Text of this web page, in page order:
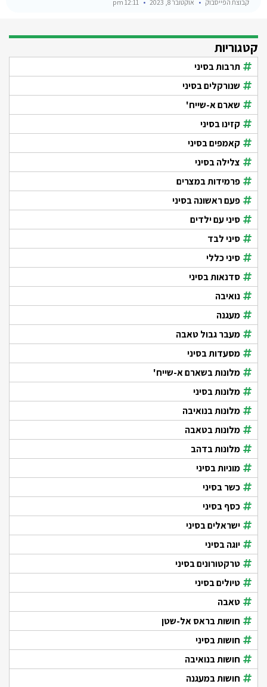
קבוצת הפייסבוק אוקטובר 8, 2023
קטגוריות
תרבות בסיני
שנורקלים בסיני
שארם א-שייח'
קזינו בסיני
קאמפים בסיני
צלילה בסיני
פרמידות במצרים
פעם ראשונה בסיני
סיני עם ילדים
סיני לבד
סיני כללי
סדנאות בסיני
נואיבה
מעגנה
מעבר גבול טאבה
מסעדות בסיני
מלונות בשארם א-שייח'
מלונות בסיני
מלונות בנואיבה
מלונות בטאבה
מלונות בדהב
מוניות בסיני
כשר בסיני
כסף בסיני
ישראלים בסיני
יוגה בסיני
טרקטורונים בסיני
טיולים בסיני
טאבה
חושות בראס אל-שטן
חושות בסיני
חושות בנואיבה
חושות במעגנה